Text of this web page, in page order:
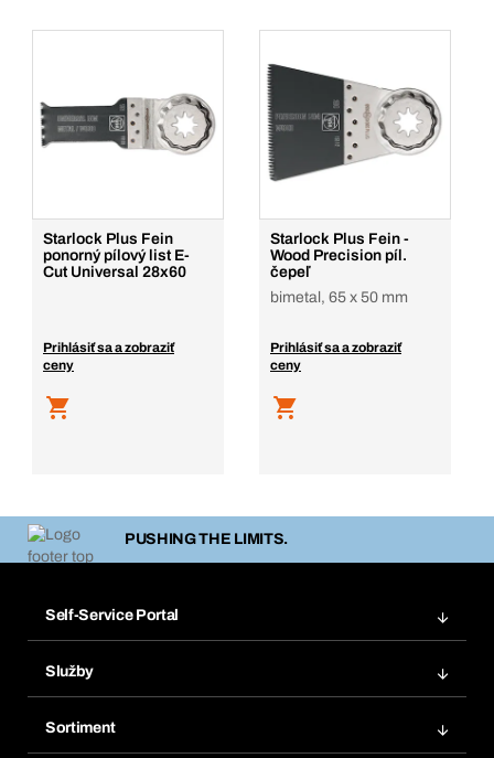
Starlock Plus Fein
ponorný pílový list E-
Cut Universal 28x60
Prihlásiť sa a zobraziť
ceny
Starlock Plus Fein -
Wood Precision píl.
čepeľ
bimetal, 65 x 50 mm
Prihlásiť sa a zobraziť
ceny
PUSHING THE LIMITS.
Self-Service Portal
Obľúbené
Služby
Sortiment